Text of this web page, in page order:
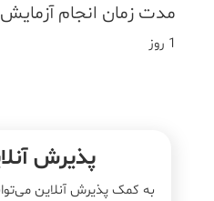
مدت زمان انجام آزمایش
1 روز
پذیرش
به کمک پذیرش آنلاین